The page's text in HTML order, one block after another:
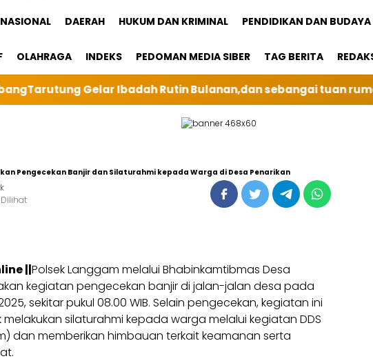
NASIONAL DAERAH HUKUM DAN KRIMINAL PENDIDIKAN DAN BUDAYA
OLAHRAGA INDEKS PEDOMAN MEDIA SIBER TAG BERITA
Bulanan,dan sebangai tuan rumah kali ini BRI Unit Silindung
Pengecekan Banjir dan Silaturahmi kepada Warga di Desa Penarikan
Dilihat
||Polsek Langgam melalui Bhabinkamtibmas Desa
kegiatan pengecekan banjir di jalan-jalan desa pada
sekitar pukul 08.00 WIB. Selain pengecekan, kegiatan ini
silaturahmi kepada warga melalui kegiatan DDS
dan memberikan himbauan terkait keamanan serta